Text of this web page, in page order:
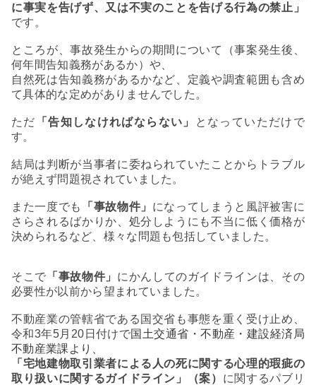
に事実を告げず、又は不実のことを告げる行為の禁止」
です。
ところが、事故発生からの期間について（事案発生後、
何年間告知義務があるか）や、
自然死は告知義務があるかなど、定義や調査範囲も含め
て具体的な定めがありませんでした。
ただ 「告知しなければならない」
となっていただけで
す。
結局は判断が当事者に委ねられていたことからトラブル
が絶えず問題視されていました。
また一度でも 「事故物件」 になってしまうと風評被害に
さらされるばかりか、処分しようにも不当に低く価格が
決められるなど、様々な問題も包括していました。
そこで 「事故物件」 にかんしてのガイドラインは、その
必要性が以前から望まれていました。
不動産業の管轄省である国交省も事態を重く受け止め、
令和3年5月 20 日付けで国土交通省・不動産・建設経済局
不動産業課 より、
「宅地建物取引業者による人の死に関する心理的瑕疵の
取り扱いに関するガイドライン」（案） に関するパブリ